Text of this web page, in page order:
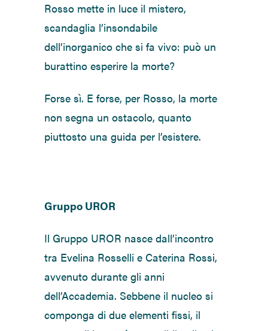
Rosso mette in luce il mistero,
scandaglia l’insondabile
dell’inorganico che si fa vivo: può un
burattino esperire la morte?
Forse sì. E forse, per Rosso, la morte
non segna un ostacolo, quanto
piuttosto una guida per l’esistere.
Gruppo UROR
Il Gruppo UROR nasce dall’incontro
tra Evelina Rosselli e Caterina Rossi,
avvenuto durante gli anni
dell’Accademia. Sebbene il nucleo si
componga di due elementi fissi, il